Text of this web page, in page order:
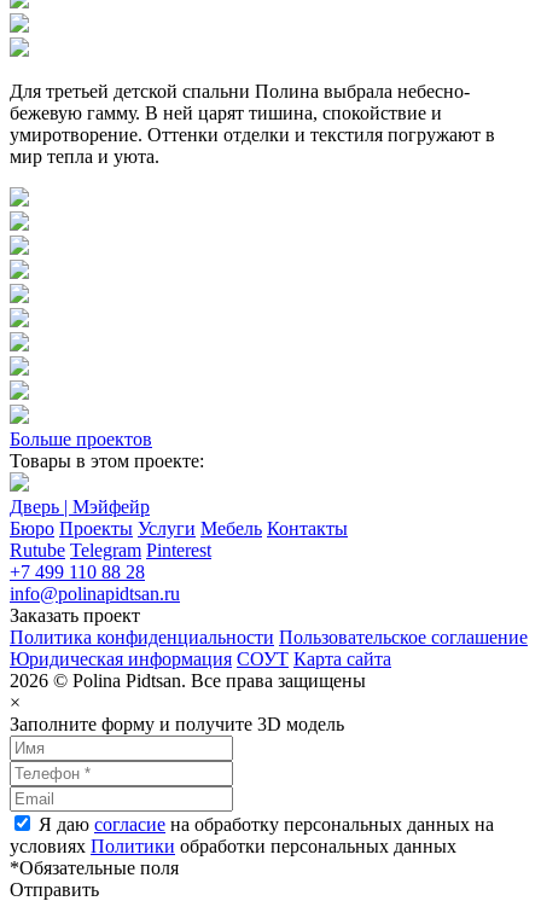
Для третьей детской спальни Полина выбрала небесно-
бежевую гамму. В ней царят тишина, спокойствие и
умиротворение. Оттенки отделки и текстиля погружают в
мир тепла и уюта.
Больше проектов
Товары в этом проекте:
Дверь | Мэйфейр
Бюро Проекты Услуги Мебель Контакты
Rutube Telegram Pinterest
+7 499 110 88 28
info@polinapidtsan.ru
Заказать проект
Политика конфиденциальности Пользовательское соглашение
Юридическая информация СОУТ Карта сайта
2026 © Polina Pidtsan. Все права защищены
×
Заполните форму и получите 3D модель
Я даю согласие на обработку персональных данных на
условиях Политики обработки персональных данных
*Обязательные поля
Отправить